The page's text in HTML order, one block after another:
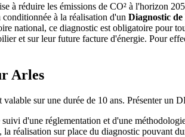
à réduire les émissions de CO² à l'horizon
conditionnée à la réalisation d'un Diagnostic
national, ce diagnostic est obligatoire pour
et sur leur future facture d'énergie. Pour
Arles
sur une durée de 10 ans. Présenter
d'une réglementation et d'une
réalisation sur place du diagnostic pouvant